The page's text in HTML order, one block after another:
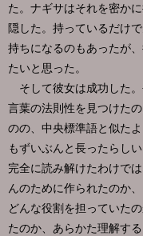
た。ナギサはそれを密か
隠した。持っているだけ
持ちになるのもあったが
たいと思った。
そして彼女は成功した
言葉の法則性を見つけた
のの、中央標準語と似た
もずいぶんと長ったらし
完全に読み解けたわけで
んのために作られたのか
どんな役割を担っていた
たのか、あらかた理解す